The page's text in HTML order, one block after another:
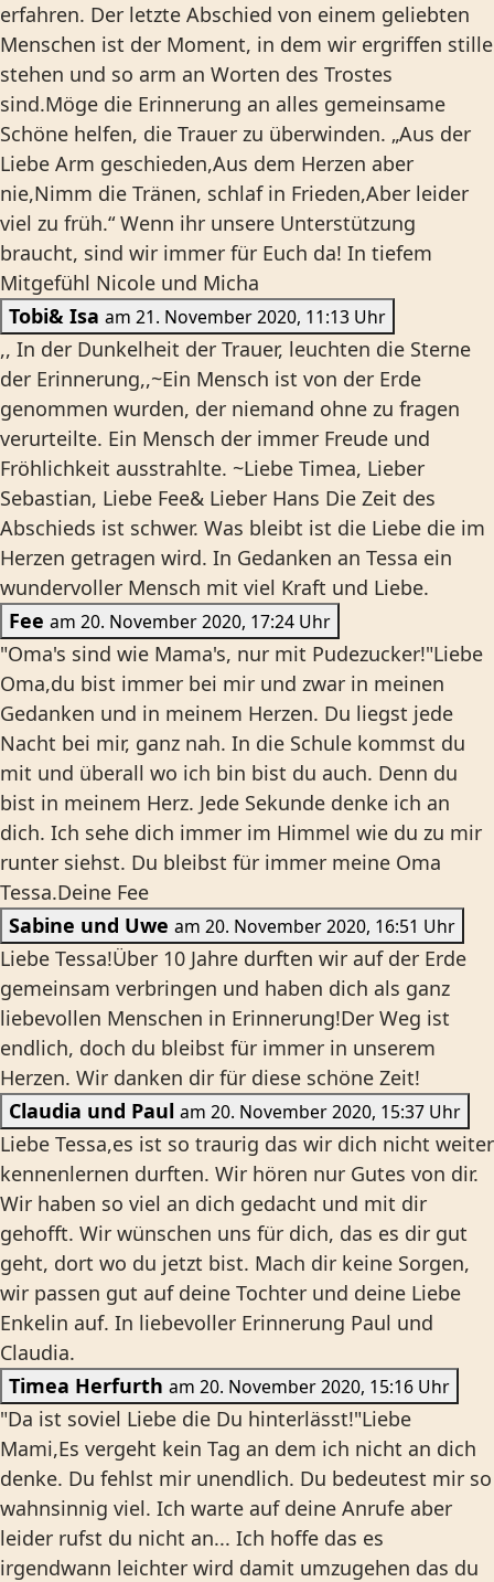
erfahren. Der letzte Abschied von einem geliebten
Menschen ist der Moment, in dem wir ergriffen stille
stehen und so arm an Worten des Trostes
sind.Möge die Erinnerung an alles gemeinsame
Schöne helfen, die Trauer zu überwinden. „Aus der
Liebe Arm geschieden,Aus dem Herzen aber
nie,Nimm die Tränen, schlaf in Frieden,Aber leider
viel zu früh.“ Wenn ihr unsere Unterstützung
braucht, sind wir immer für Euch da! In tiefem
Mitgefühl Nicole und Micha
Tobi& Isa
am 21. November 2020, 11:13 Uhr
,, In der Dunkelheit der Trauer, leuchten die Sterne
der Erinnerung,,~Ein Mensch ist von der Erde
genommen wurden, der niemand ohne zu fragen
verurteilte. Ein Mensch der immer Freude und
Fröhlichkeit ausstrahlte. ~Liebe Timea, Lieber
Sebastian, Liebe Fee& Lieber Hans Die Zeit des
Abschieds ist schwer. Was bleibt ist die Liebe die im
Herzen getragen wird. In Gedanken an Tessa ein
wundervoller Mensch mit viel Kraft und Liebe.
Fee
am 20. November 2020, 17:24 Uhr
"Oma's sind wie Mama's, nur mit Pudezucker!"Liebe
Oma,du bist immer bei mir und zwar in meinen
Gedanken und in meinem Herzen. Du liegst jede
Nacht bei mir, ganz nah. In die Schule kommst du
mit und überall wo ich bin bist du auch. Denn du
bist in meinem Herz. Jede Sekunde denke ich an
dich. Ich sehe dich immer im Himmel wie du zu mir
runter siehst. Du bleibst für immer meine Oma
Tessa.Deine Fee
Sabine und Uwe
am 20. November 2020, 16:51 Uhr
Liebe Tessa!Über 10 Jahre durften wir auf der Erde
gemeinsam verbringen und haben dich als ganz
liebevollen Menschen in Erinnerung!Der Weg ist
endlich, doch du bleibst für immer in unserem
Herzen. Wir danken dir für diese schöne Zeit!
Claudia und Paul
am 20. November 2020, 15:37 Uhr
Liebe Tessa,es ist so traurig das wir dich nicht weiter
kennenlernen durften. Wir hören nur Gutes von dir.
Wir haben so viel an dich gedacht und mit dir
gehofft. Wir wünschen uns für dich, das es dir gut
geht, dort wo du jetzt bist. Mach dir keine Sorgen,
wir passen gut auf deine Tochter und deine Liebe
Enkelin auf. In liebevoller Erinnerung Paul und
Claudia.
Timea Herfurth
am 20. November 2020, 15:16 Uhr
"Da ist soviel Liebe die Du hinterlässt!"Liebe
Mami,Es vergeht kein Tag an dem ich nicht an dich
denke. Du fehlst mir unendlich. Du bedeutest mir so
wahnsinnig viel. Ich warte auf deine Anrufe aber
leider rufst du nicht an... Ich hoffe das es
irgendwann leichter wird damit umzugehen das du